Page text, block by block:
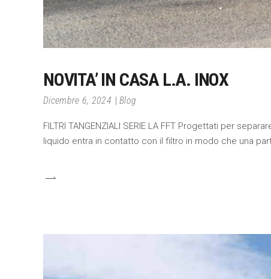
NOVITA’ IN CASA L.A. INOX
Dicembre 6, 2024 Blog
FILTRI TANGENZIALI SERIE LA FFT Progettati per
liquido entra in contatto con il filtro in modo che una